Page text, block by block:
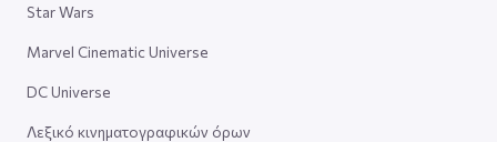
Star Wars
Marvel Cinematic Universe
DC Universe
Λεξικό κινηματογραφικών όρων